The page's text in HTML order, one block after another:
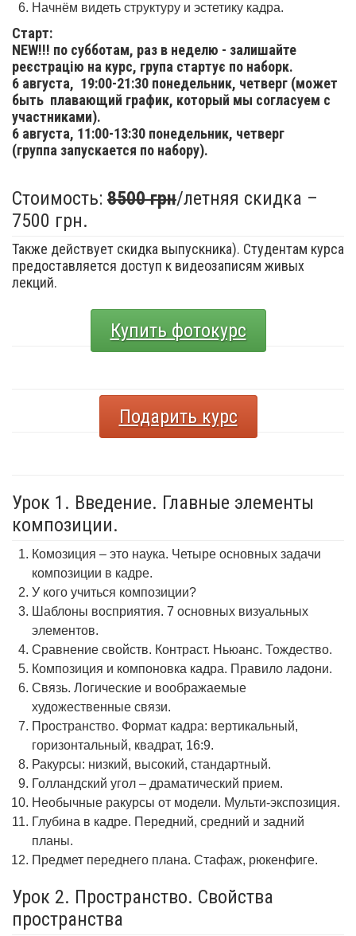
Начнём видеть структуру и эстетику кадра.
Старт:
NEW!!! по субботам, раз в неделю - залишайте
реєстрацію на курс, група стартує по наборк.
6 августа, 19:00-21:30 понедельник, четверг (может
быть плавающий график, который мы согласуем с
участниками).
6 августа, 11:00-13:30 понедельник, четверг
(группа запускается по набору).
Стоимость: 8500 грн/летняя скидка –
7500 грн.
Также действует скидка выпускника). Студентам курса
предоставляется доступ к видеозаписям живых
лекций.
Купить фотокурс
Подарить курс
Урок 1. Введение. Главные элементы
композиции.
Комозиция – это наука. Четыре основных задачи
композиции в кадре.
У кого учиться композиции?
Шаблоны восприятия. 7 основных визуальных
элементов.
Сравнение свойств. Контраст. Ньюанс. Тождество.
Композиция и компоновка кадра. Правило ладони.
Связь. Логические и воображаемые
художественные связи.
Пространство. Формат кадра: вертикальный,
горизонтальный, квадрат, 16:9.
Ракурсы: низкий, высокий, стандартный.
Голландский угол – драматический прием.
Необычные ракурсы от модели. Мульти-экспозиция.
Глубина в кадре. Передний, средний и задний
планы.
Предмет переднего плана. Стафаж, рюкенфиге.
Урок 2. Пространство. Свойства
пространства